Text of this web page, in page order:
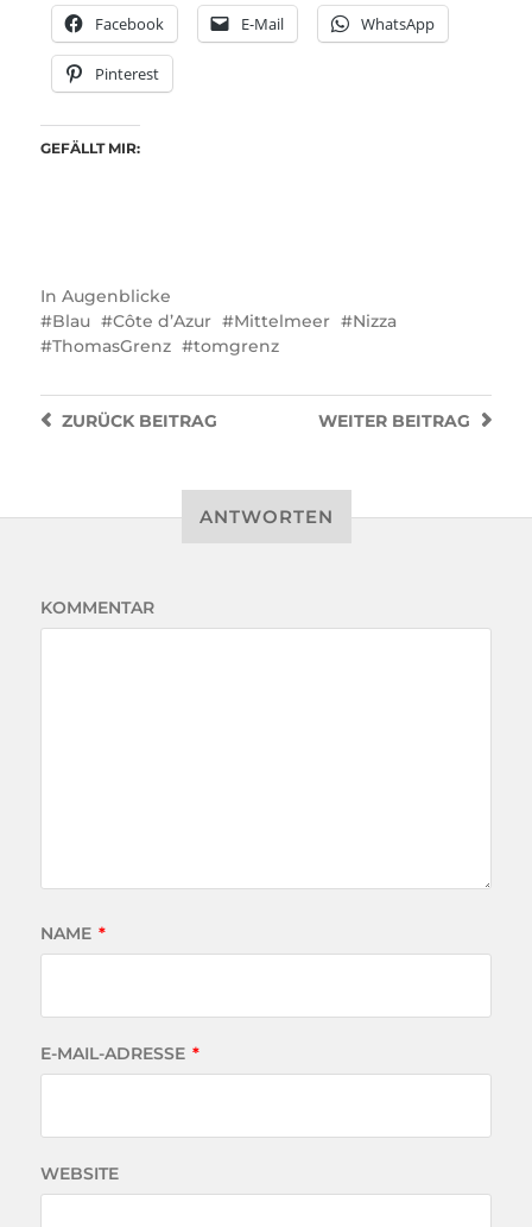
Facebook E-Mail WhatsApp
Pinterest
GEFÄLLT MIR:
In Augenblicke
Blau
Côte d’Azur Mittelmeer
Nizza
ThomasGrenz
tomgrenz
WEITER BEITRAG
ZURÜCKBEITRAG
ANTWORTEN
KOMMENTAR
NAME *
E-MAIL-ADRESSE *
WEBSITE